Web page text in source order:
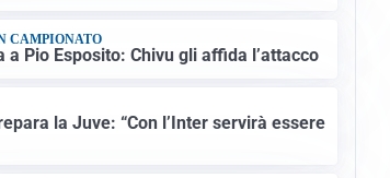
CAMPIONATO
a Pio Esposito: Chivu gli affida l’attacco
la Juve: “Con l’Inter servirà essere